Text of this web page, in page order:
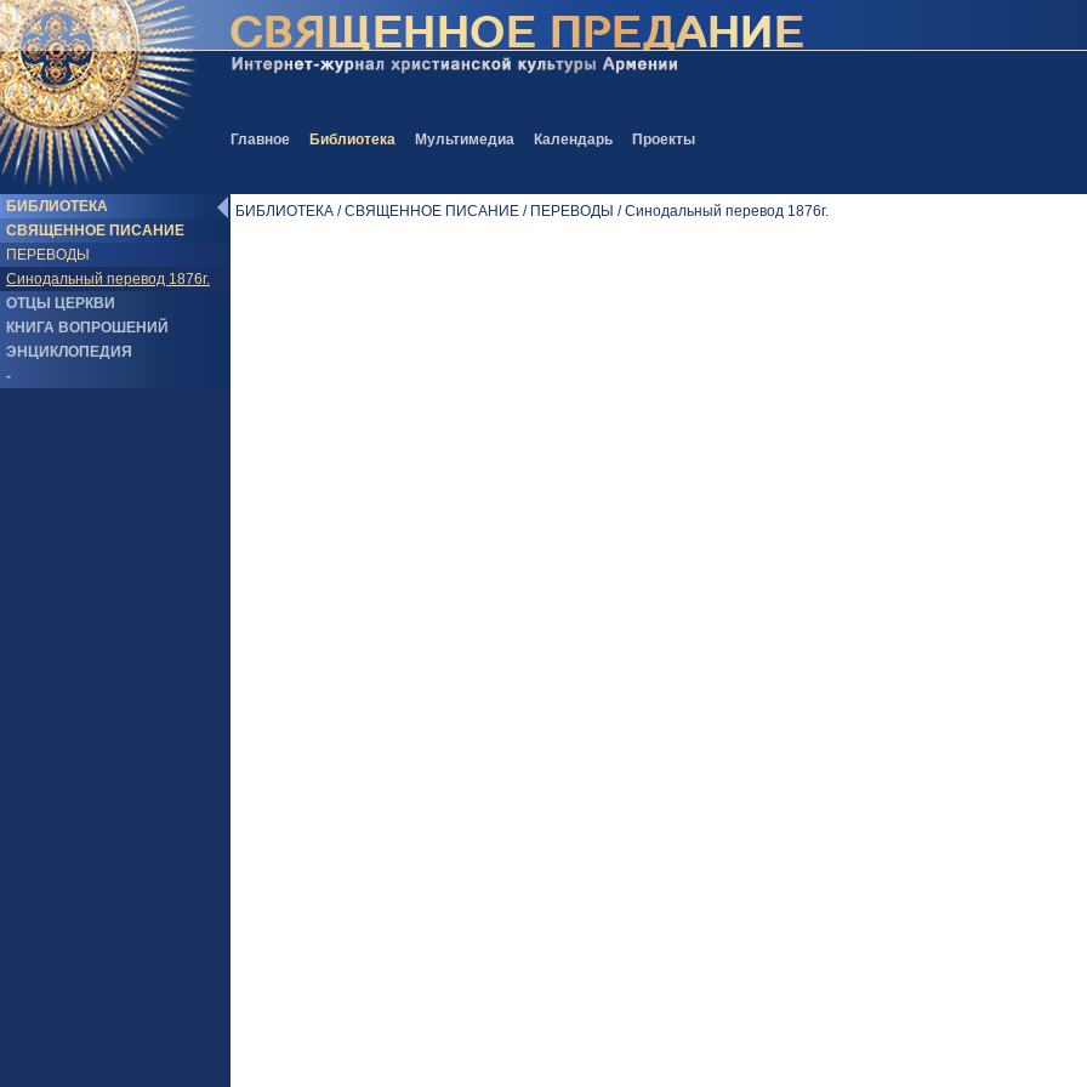
Главное Библиотека Мультимедиа Календарь Проекты
БИБЛИОТЕКА
СВЯЩЕННОЕ ПИСАНИЕ
ПЕРЕВОДЫ
Синодальный перевод 1876г.
ОТЦЫ ЦЕРКВИ
КНИГА ВОПРОШЕНИЙ
ЭНЦИКЛОПЕДИЯ
-
БИБЛИОТЕКА / СВЯЩЕННОЕ ПИСАНИЕ / ПЕРЕВОДЫ / Синодальный перевод 1876г.